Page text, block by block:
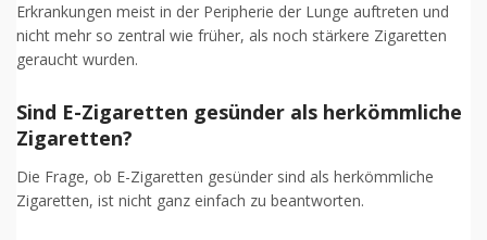
Erkrankungen meist in der Peripherie der Lunge auftreten und
nicht mehr so zentral wie früher, als noch stärkere Zigaretten
geraucht wurden.
Sind E-Zigaretten gesünder als herkömmliche
Zigaretten?
Die Frage, ob E-Zigaretten gesünder sind als herkömmliche
Zigaretten, ist nicht ganz einfach zu beantworten.